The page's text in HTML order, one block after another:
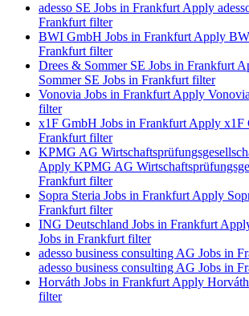
adesso SE Jobs in Frankfurt Apply
Frankfurt filter
BWI GmbH Jobs in Frankfurt Apply
Frankfurt filter
Drees & Sommer SE Jobs in Frankfurt
Sommer SE Jobs in Frankfurt filter
Vonovia Jobs in Frankfurt Apply
filter
x1F GmbH Jobs in Frankfurt Apply x1F
Frankfurt filter
KPMG AG
Apply KPMG AG
Frankfurt filter
Sopra Steria Jobs in Frankfurt Apply
Frankfurt filter
ING Deutschland Jobs in Frankfurt
Jobs in Frankfurt filter
adesso business consulting AG Jobs in
adesso business consulting AG Jobs in
Horváth Jobs in Frankfurt Apply
filter